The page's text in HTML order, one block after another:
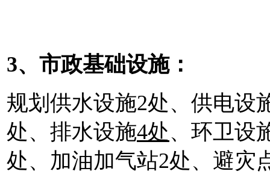
3、市政基础设施：
规划供水设施2处、供电设
处、排水设施4处、环卫设
处、加油加气站2处、避灾